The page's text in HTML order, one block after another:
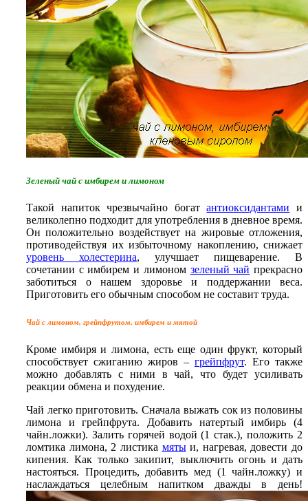
Зеленый чай с имбирем и лимоном
Такой напиток чрезвычайно богатантиоксидантами и
великолепно подходит для употребления в дневное время.
Он положительно воздействует на жировые отложения,
противодействуя их избыточному накоплению, снижает
уровень холестерина, улучшает пищеварение. В
сочетании с имбирем и лимоном зеленый чай прекрасно
заботиться о нашем здоровье и поддержании веса.
Приготовить его обычным способом не составит труда.
Чай с лимоном, грейпфрутом, имбирем и мятой
Кроме имбиря и лимона, есть еще один фрукт, который
способствует сжиганию жиров – грейпфрут. Его также
можно добавлять с ними в чай, что будет усиливать
реакции обмена и похудение.
Чай легко приготовить. Сначала выжать сок из половины
лимона и грейпфрута. Добавить натертый имбирь (4
чайн.ложки). Залить горячей водой (1 стак.), положить 2
ломтика лимона, 2 листика мятыи, нагревая, довести до
кипения. Как только закипит, выключить огонь и дать
настояться. Процедить, добавить мед (1 чайн.ложку) и
наслаждаться целебным напитком дважды в день!